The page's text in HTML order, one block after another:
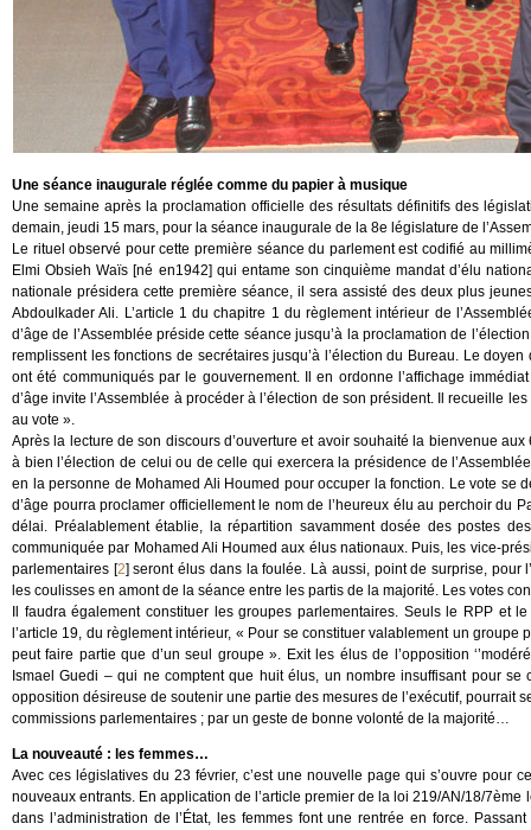
Une séance inaugurale réglée comme du papier à musique
Une semaine après la proclamation officielle des résultats définitifs des
demain, jeudi 15 mars, pour la séance inaugurale de la 8e législature de
Le rituel observé pour cette première séance du parlement est codifié au
Elmi Obsieh Waïs [né en1942] qui entame son cinquième mandat d’élu
nationale présidera cette première séance, il sera assisté des deux plus
Abdoulkader Ali. L’article 1 du chapitre 1 du règlement intérieur de
d’âge de l’Assemblée préside cette séance jusqu’à la proclamation de
remplissent les fonctions de secrétaires jusqu’à l’élection du Bureau. Le
ont été communiqués par le gouvernement. Il en ordonne l’affichage
d’âge invite l’Assemblée à procéder à l’élection de son président. Il recueille
au vote ».
Après la lecture de son discours d’ouverture et avoir souhaité la bienvenue
à bien l’élection de celui ou de celle qui exercera la présidence de
en la personne de Mohamed Ali Houmed pour occuper la fonction. Le vote se
d’âge pourra proclamer officiellement le nom de l’heureux élu au perchoir du
délai. Préalablement établie, la répartition savamment dosée des postes
communiquée par Mohamed Ali Houmed aux élus nationaux. Puis, les vice-
parlementaires [2] seront élus dans la foulée. Là aussi, point de surprise, pour
les coulisses en amont de la séance entre les partis de la majorité. Les votes
Il faudra également constituer les groupes parlementaires. Seuls le RPP et
l’article 19, du règlement intérieur, « Pour se constituer valablement un
peut faire partie que d’un seul groupe ». Exit les élus de l’opposition
Ismael Guedi – qui ne comptent que huit élus, un nombre insuffisant pour
opposition désireuse de soutenir une partie des mesures de l’exécutif, pourrait
commissions parlementaires ; par un geste de bonne volonté de la majorité…
La nouveauté : les femmes…
Avec ces législatives du 23 février, c’est une nouvelle page qui s’ouvre pour
nouveaux entrants. En application de l’article premier de la loi 219/AN/18/
dans l’administration de l’État, les femmes font une rentrée en force.